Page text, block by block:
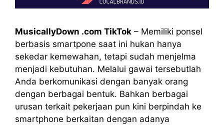
MusicallyDown .com TikTok – Memiliki ponsel
berbasis smartpone saat ini hukan hanya
sekedar kemewahan, tetapi sudah menjelma
menjadi kebutuhan. Melalui gawai tersebutlah
Anda berkomunikasi dengan banyak orang
dengan berbagai bentuk. Bahkan berbagai
urusan terkait pekerjaan pun kini berpindah ke
smartphone berkaitan dengan adanya